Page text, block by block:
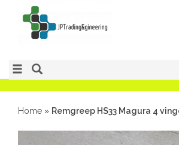
Home » Remgreep HS33 Magura 4